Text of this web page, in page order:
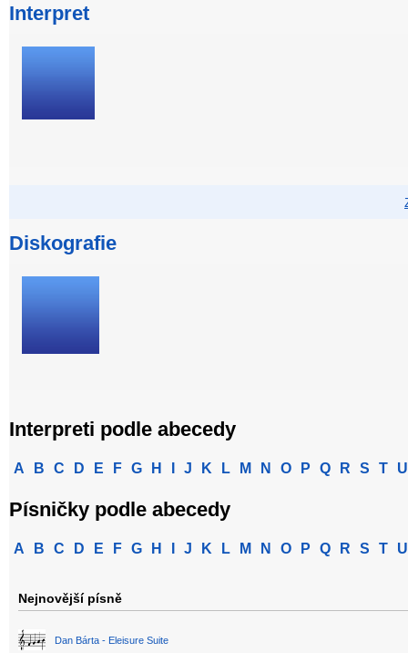
Interpret
Diskografie
Interpreti podle abecedy
A B C D E F G H J K L M N O P Q R S T U
Písničky podle abecedy
A B C D E F G H J K L M N O P Q R S T U
Nejnovější písně
Dan Bárta - Eleisure Suite